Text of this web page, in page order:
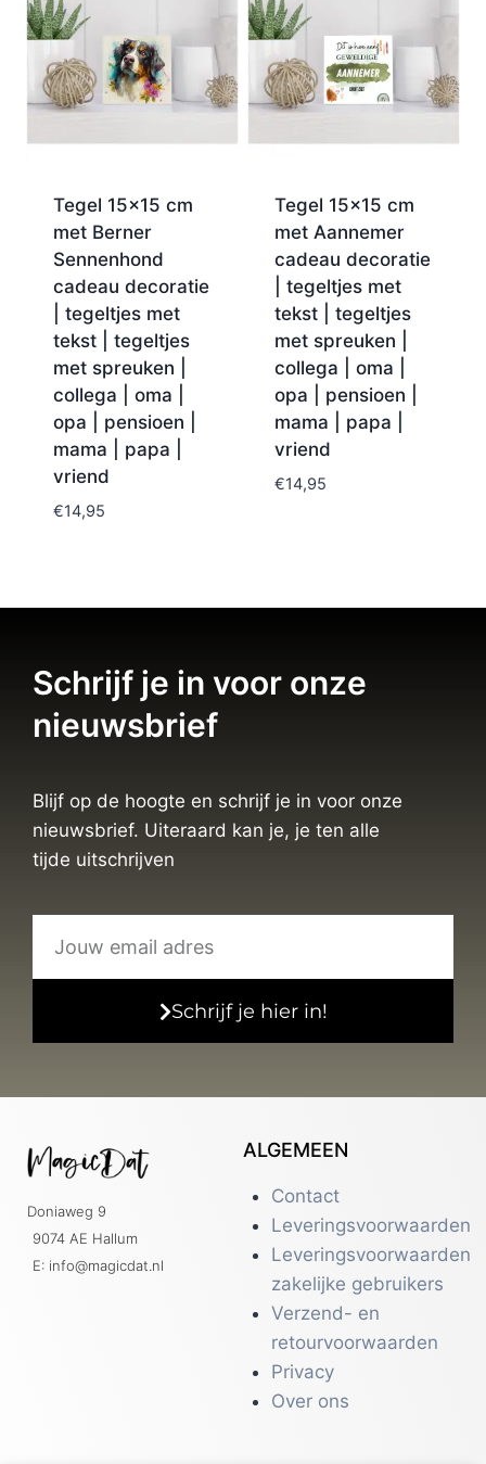
Tegel 15×15 cm
met Berner
Sennenhond
cadeau decoratie
| tegeltjes met
tekst | tegeltjes
met spreuken |
collega | oma |
opa | pensioen |
mama | papa |
vriend
€14,95
Tegel 15×15 cm
met Aannemer
cadeau decoratie
| tegeltjes met
tekst | tegeltjes
met spreuken |
collega | oma |
opa | pensioen |
mama | papa |
vriend
€14,95
Schrijf je in voor onze
nieuwsbrief
Blijf op de hoogte en schrijf je in voor onze
nieuwsbrief. Uiteraard kan je, je ten alle
tijde uitschrijven
Schrijf je hier in!
Doniaweg 9
9074 AE Hallum
E: info@magicdat.nl
ALGEMEEN
Contact
Leveringsvoorwaarden
Leveringsvoorwaarden
zakelijke gebruikers
Verzend- en
retourvoorwaarden
Privacy
Over ons